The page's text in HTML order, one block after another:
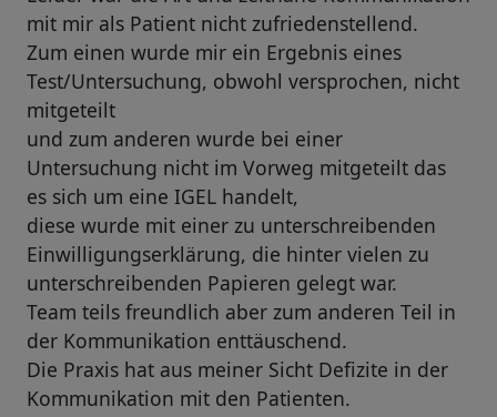
mit mir als Patient nicht zufriedenstellend.
Zum einen wurde mir ein Ergebnis eines
Test/Untersuchung, obwohl versprochen, nicht
mitgeteilt
und zum anderen wurde bei einer
Untersuchung nicht im Vorweg mitgeteilt das
es sich um eine IGEL handelt,
diese wurde mit einer zu unterschreibenden
Einwilligungserklärung, die hinter vielen zu
unterschreibenden Papieren gelegt war.
Team teils freundlich aber zum anderen Teil in
der Kommunikation enttäuschend.
Die Praxis hat aus meiner Sicht Defizite in der
Kommunikation mit den Patienten.